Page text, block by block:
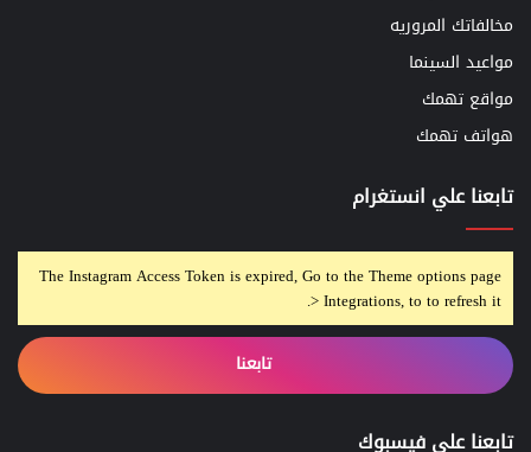
مخالفاتك المروريه
مواعيد السينما
مواقع تهمك
هواتف تهمك
تابعنا علي انستغرام
The Instagram Access Token is expired, Go to the Theme options page
> Integrations, to to refresh it.
تابعنا
تابعنا على فيسبوك